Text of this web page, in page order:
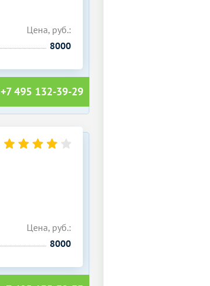
Цена, руб.:
8000
+7 495 132-39-29
Цена, руб.:
8000